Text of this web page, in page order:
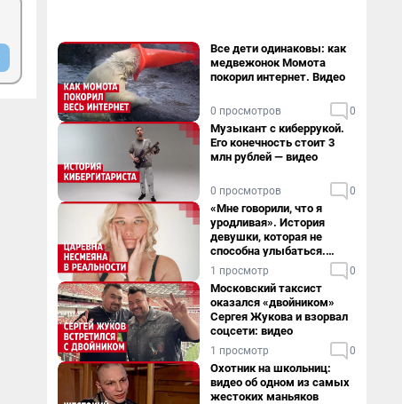
Все дети одинаковы: как
медвежонок Момота
покорил интернет. Видео
0 просмотров 0
Музыкант с киберрукой.
Его конечность стоит 3
млн рублей — видео
0 просмотров 0
«Мне говорили, что я
уродливая». История
девушки, которая не
способна улыбаться.
Видео
1 просмотр 0
Московский таксист
оказался «двойником»
Сергея Жукова и взорвал
соцсети: видео
1 просмотр 0
Охотник на школьниц:
видео об одном из самых
жестоких маньяков